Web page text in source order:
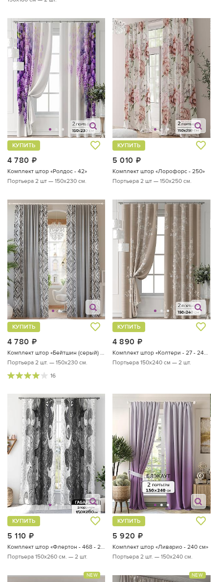
4 780
КУПИТЬ
Комплект штор «Ролдос - 42»
Портьера 2 шт — 150х230 см.
5 010
КУПИТЬ
Комплект штор «Лорофорс - 250»
Портьера 2 шт — 150х250 см.
4 780
КУПИТЬ
Комплект штор «Бейтшин (серый) - 230 см»
Портьера 2 шт. — 150х230 см.
16
4 890
КУПИТЬ
Комплект штор «Колтери - 27 - 240 см»
Портьера 150х240 см — 2 шт.
5 110
КУПИТЬ
Комплект штор «Флертон - 468 - 260 см»
Портьера 150х260 см. — 2 шт.
5 920
КУПИТЬ
Комплект штор «Ливарио - 240 см»
Портьера 2 шт. — 150х240 см.
NEW NEW